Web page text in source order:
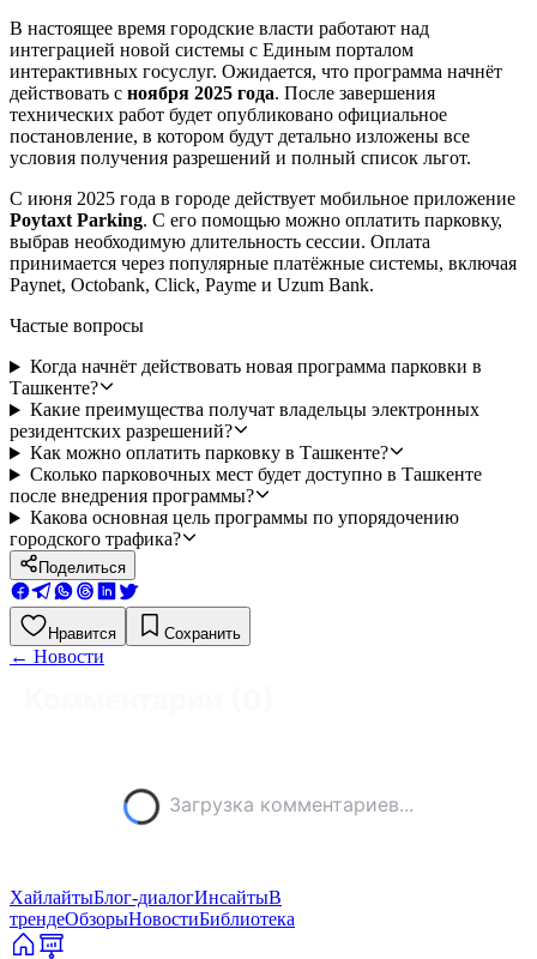
В настоящее время городские власти работают над
интеграцией новой системы с Единым порталом
интерактивных госуслуг. Ожидается, что программа начнёт
действовать c ноября 2025 года. После завершения
технических работ будет опубликовано официальное
постановление, в котором будут детально изложены все
условия получения разрешений и полный список льгот.
С июня 2025 года в городе действует мобильное приложение
Poytaxt Parking. С его помощью можно оплатить парковку,
выбрав необходимую длительность сессии. Оплата
принимается через популярные платёжные системы, включая
Paynet, Octobank, Click, Payme и Uzum Bank.
Частые вопросы
Когда начнёт действовать новая программа парковки в
Ташкенте?
Какие преимущества получат владельцы электронных
резидентских разрешений?
Как можно оплатить парковку в Ташкенте?
Сколько парковочных мест будет доступно в Ташкенте
после внедрения программы?
Какова основная цель программы по упорядочению
городского трафика?
Поделиться
Нравится Сохранить
← Новости
Загрузка комментариев...
ХайлайтыБлог-диалогИнсайтыВ
трендеОбзорыНовостиБиблиотека